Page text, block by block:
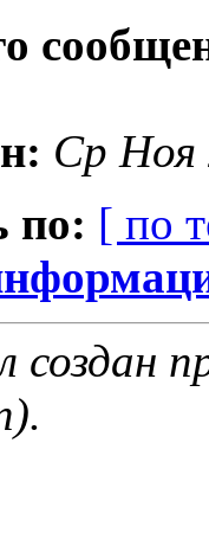
Ср Ноя
по: [ по